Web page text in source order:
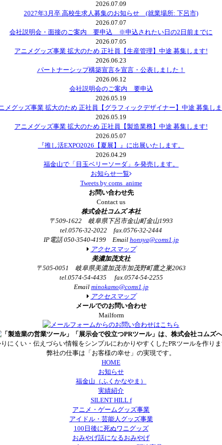
2026.07.09
2027年3月卒 高校生求人募集のお知らせ (就業場所: 下呂市)
2026.07.07
会社説明会・面接のご案内 要申込 ※申込されたい日の2日前までに
2026.07.05
アニメグッズ事業 拡大のため 正社員【生産管理】中途 募集します!
2026.06.23
パートナーシップ構築宣言を宣言・公表しました！
2026.06.12
会社説明会のご案内 要申込
2026.05.19
メグッズ事業 拡大のため 正社員【グラフィックデザイナー】中途 募集し
2026.05.19
アニメグッズ事業 拡大のため 正社員【製造業務】中途 募集します!
2026.05.07
『推し活EXPO2026【夏展】』に出展いたします。
2026.04.29
福金山で「目玉ベリーソーダ」を発売します。
お知らせ一覧
Tweets by coms_anime
お問い合わせ先
Contact us
株式会社コムズ 本社
〒509-1622 岐阜県下呂市金山町金山1993
tel.0576-32-2022 fax.0576-32-2444
IP電話 050-3540-4199 Email honsya@coms1.jp
アクセスマップ
美濃加茂支社
〒505-0051 岐阜県美濃加茂市加茂野町鷹之巣2063
tel.0574-54-4435 fax.0574-54-2255
Email minokamo@coms1.jp
アクセスマップ
メールでのお問い合わせ
Mailform
にくい・伝えづらい情報をシンプルにわかりやすくしたPRツールを作り
弊社の仕事は「お客様の幸せ」の実現です。
HOME
お知らせ
福金山（ふくかなやま）
実績紹介
SILENT HILL f
アニメ・ゲームグッズ事業
アイドル・芸能人グッズ事業
100日後に死ぬワニグッズ
おみやげ話になるおみやげ